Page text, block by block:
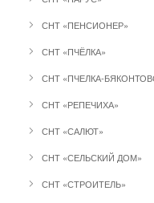
СНТ «ПЕНСИОНЕР»
СНТ «ПЧЁЛКА»
СНТ «ПЧЕЛКА-
СНТ «РЕПЕЧИХА»
СНТ «САЛЮТ»
СНТ «СЕЛЬСКИЙ ДОМ»
СНТ «СТРОИТЕЛЬ»